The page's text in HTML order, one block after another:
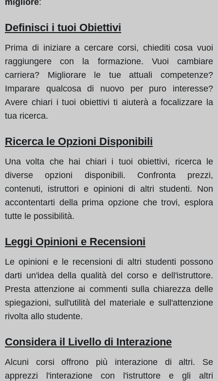
Definisci i tuoi Obiettivi
Prima di iniziare a cercare corsi, chiediti cosa vuoi
raggiungere con la formazione. Vuoi cambiare
carriera? Migliorare le tue attuali competenze?
Imparare qualcosa di nuovo per puro interesse?
Avere chiari i tuoi obiettivi ti aiuterà a focalizzare la
tua ricerca.
Ricerca le Opzioni Disponibili
Una volta che hai chiari i tuoi obiettivi, ricerca le
diverse opzioni disponibili. Confronta prezzi,
contenuti, istruttori e opinioni di altri studenti. Non
accontentarti della prima opzione che trovi, esplora
tutte le possibilità.
Leggi Opinioni e Recensioni
Le opinioni e le recensioni di altri studenti possono
darti un'idea della qualità del corso e dell'istruttore.
Presta attenzione ai commenti sulla chiarezza delle
spiegazioni, sull'utilità del materiale e sull'attenzione
rivolta allo studente.
Considera il Livello di Interazione
Alcuni corsi offrono più interazione di altri. Se
apprezzi l'interazione con l'istruttore e gli altri